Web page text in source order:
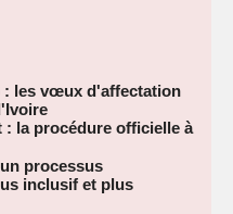
: les vœux d'affectation
: la procédure officielle à
processus
inclusif et plus